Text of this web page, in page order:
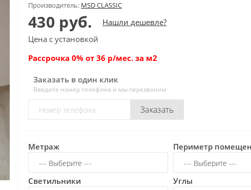
Производитель: MSD CLASSIC
430 руб.
Нашли дешевле?
Цена с установкой
Рассрочка 0% от 36 р/мес. за м2
Заказать в один клик
Введите номер телефона и мы перезвоним
Заказать
Метраж Периметр
Светильники Углы